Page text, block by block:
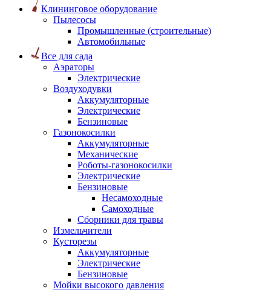
Клининговое оборудование
Пылесосы
Промышленные (строительные)
Автомобильные
Все для сада
Аэраторы
Электрические
Воздуходувки
Аккумуляторные
Электрические
Бензиновые
Газонокосилки
Аккумуляторные
Механические
Роботы-газонокосилки
Электрические
Бензиновые
Несамоходные
Самоходные
Сборники для травы
Измельчители
Кусторезы
Аккумуляторные
Электрические
Бензиновые
Мойки высокого давления